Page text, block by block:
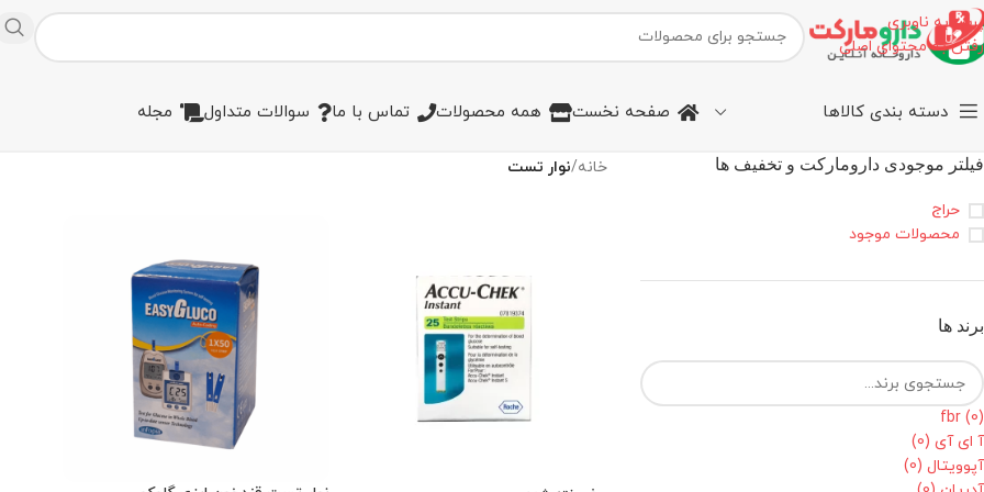
پرش به ناوبری
رفتن به محتوای اصلی
دسته بندی کالاها صفحه نخست همه محصولات تماس با ما سوالات متداول مجله
فیلتر موجودی دارومارکت و تخفیف ها
حراج
محصولات موجود
برند ها
fbr (0)
آ ای آی (0)
آپوویتال (0)
خانه/نوار تست